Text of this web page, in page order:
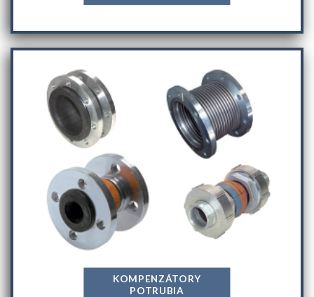
KOMPENZÁTORY
POTRUBIA